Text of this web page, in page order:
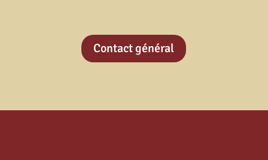
Contact général